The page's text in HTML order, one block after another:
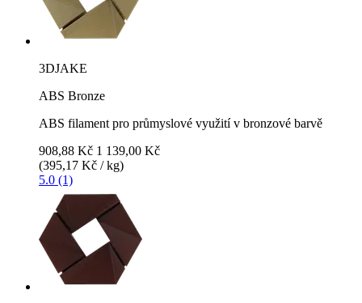
3DJAKE
ABS Bronze
ABS filament pro průmyslové využití v bronzové barvě
908,88 Kč 1 139,00 Kč
(395,17 Kč / kg)
5.0 (1)